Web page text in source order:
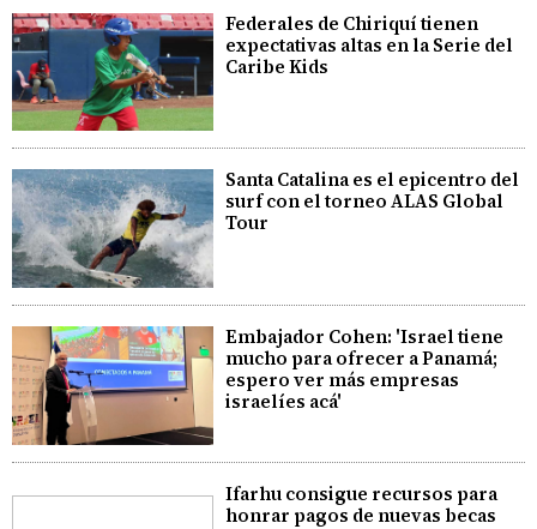
Federales de Chiriquí tienen
expectativas altas en la Serie del
Caribe Kids
Santa Catalina es el epicentro del
surf con el torneo ALAS Global
Tour
Embajador Cohen: 'Israel tiene
mucho para ofrecer a Panamá;
espero ver más empresas
israelíes acá'
Ifarhu consigue recursos para
honrar pagos de nuevas becas